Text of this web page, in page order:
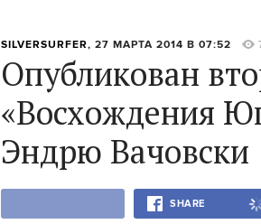
SILVERSURFER, 27 МАРТА 2014 В 07:52
Опубликован
«Восхождения
Эндрю Вачовски
SHARE